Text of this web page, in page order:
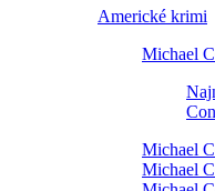
Americké krimi
Michael
Michael
Michael